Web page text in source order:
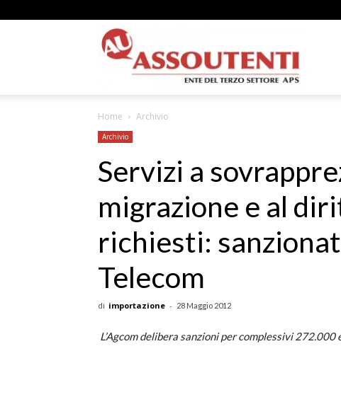
APS
Home Archivio
Archivio
Servizi a
migrazione e al
richiesti:
Telecom
di importazione - 28 Maggio 2012
L’Agcom delibera sanzioni per complessivi 272.000